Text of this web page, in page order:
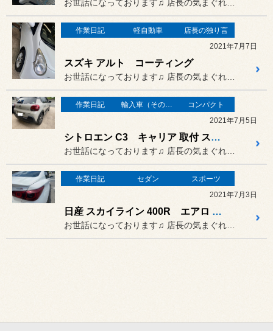
作業日記 軽自動車
店長の独り言
2021年7月7日
スズキ アルト コーティング
作業日記 輸入車（その他）の作業
コンパクト
2021年7月5日
シトロエン C3 キャリア 取付 スーリー
作業日記 セダン
スポーツ
2021年7月3日
日産 スカイライン 400R エアロ 取付